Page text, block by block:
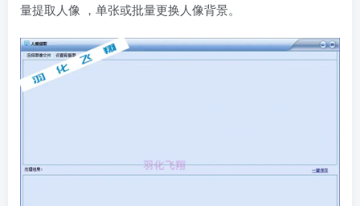
量提取人像 ，单张或批量更换人像背景。